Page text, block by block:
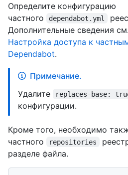
Определите конфигурацию
частного
dependabot.yml
Дополнительные сведения
Настройка доступа к
Dependabot.
Примечание.
Удалите
replaces-base:
конфигурации.
Кроме того, необходимо
частного
repositories
разделе файла.